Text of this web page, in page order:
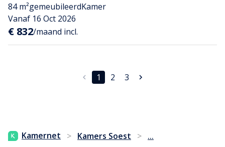
84 m²gemeubileerdKamer
Vanaf 16 Oct 2026
€ 832/maand incl.
1 2 3
Kamernet > Kamers Soest > ...